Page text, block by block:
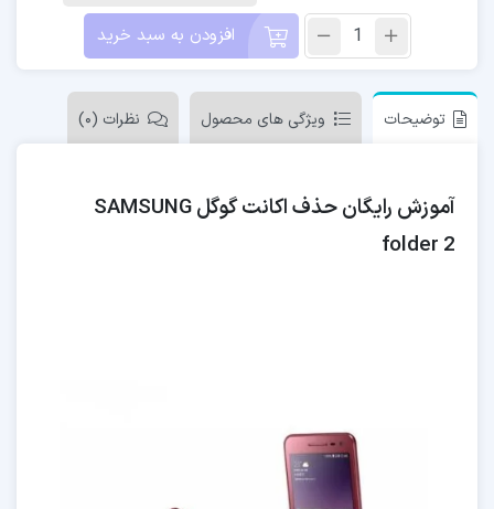
افزودن به سبد خرید
توضیحات ویژگی های محصول نظرات (0)
آموزش رایگان حذف اکانت گوگل SAMSUNG
folder 2